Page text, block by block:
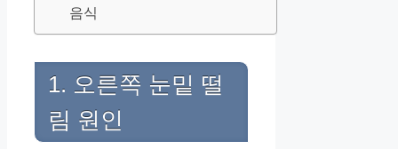
음식
1. 오른쪽 눈밑 떨
림 원인